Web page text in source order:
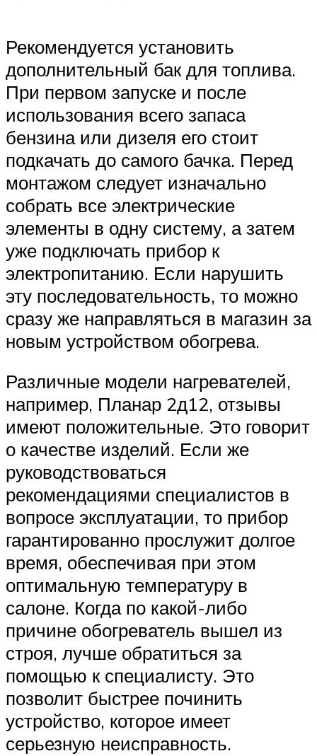
Рекомендуется установить
дополнительный бак для топлива.
При первом запуске и после
использования всего запаса
бензина или дизеля его стоит
подкачать до самого бачка. Перед
монтажом следует изначально
собрать все электрические
элементы в одну систему, а затем
уже подключать прибор к
электропитанию. Если нарушить
эту последовательность, то можно
сразу же направляться в магазин за
новым устройством обогрева.
Различные модели нагревателей,
например, Планар 2д12, отзывы
имеют положительные. Это говорит
о качестве изделий. Если же
руководствоваться
рекомендациями специалистов в
вопросе эксплуатации, то прибор
гарантированно прослужит долгое
время, обеспечивая при этом
оптимальную температуру в
салоне. Когда по какой-либо
причине обогреватель вышел из
строя, лучше обратиться за
помощью к специалисту. Это
позволит быстрее починить
устройство, которое имеет
серьезную неисправность.